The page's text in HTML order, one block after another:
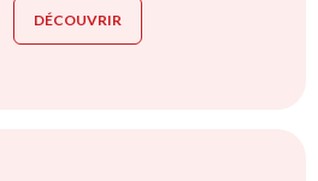
DÉCOUVRIR